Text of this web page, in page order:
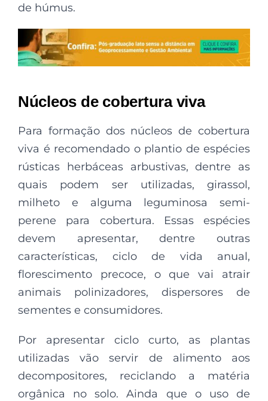
de húmus.
Núcleos de cobertura viva
Para formação dos núcleos de cobertura
viva é recomendado o plantio de espécies
rústicas herbáceas arbustivas, dentre as
quais podem ser utilizadas, girassol,
milheto e alguma leguminosa semi-
perene para cobertura. Essas espécies
devem apresentar, dentre outras
características, ciclo de vida anual,
florescimento precoce, o que vai atrair
animais polinizadores, dispersores de
sementes e consumidores.
Por apresentar ciclo curto, as plantas
utilizadas vão servir de alimento aos
decompositores, reciclando a matéria
orgânica no solo. Ainda que o uso de